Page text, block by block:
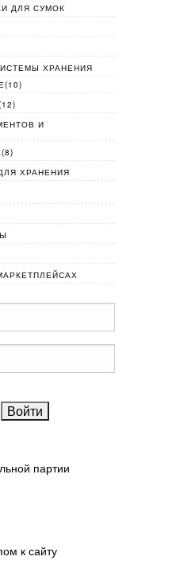
ДЛЯ СУМОК
ХРАНЕНИЯ
И
ХРАНЕНИЯ
партии
к сайту